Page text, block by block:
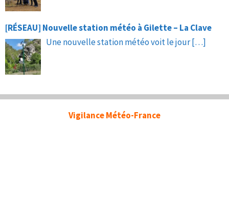
[RÉSEAU] Nouvelle station météo à Gilette – La Clave
Une nouvelle station météo voit le jour[…]
Vigilance Météo-France